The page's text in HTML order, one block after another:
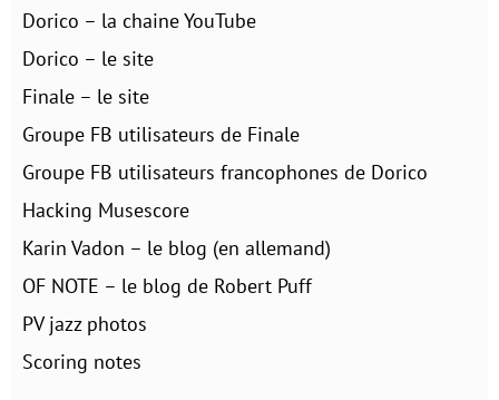
Dorico – la chaine YouTube
Dorico – le site
Finale – le site
Groupe FB utilisateurs de Finale
Groupe FB utilisateurs francophones de Dorico
Hacking Musescore
Karin Vadon – le blog (en allemand)
OF NOTE – le blog de Robert Puff
PV jazz photos
Scoring notes